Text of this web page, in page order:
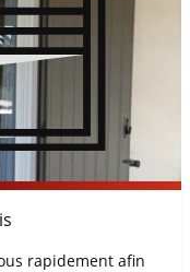
rapidement afin